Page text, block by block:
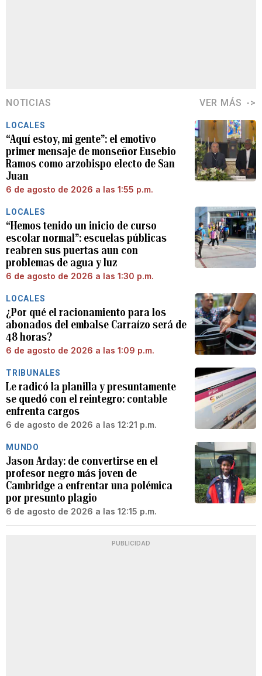
NOTICIAS VER MÁS
LOCALES
“Aquí estoy, mi gente”: el emotivo
primer mensaje de monseñor Eusebio
Ramos como arzobispo electo de San
Juan
6 de agosto de 2026 a las 1:55 p.m.
LOCALES
“Hemos tenido un inicio de curso
escolar normal”: escuelas públicas
reabren sus puertas aun con
problemas de agua y luz
6 de agosto de 2026 a las 1:30 p.m.
LOCALES
¿Por qué el racionamiento para los
abonados del embalse Carraízo será de
48 horas?
6 de agosto de 2026 a las 1:09 p.m.
TRIBUNALES
Le radicó la planilla y presuntamente
se quedó con el reintegro: contable
enfrenta cargos
6 de agosto de 2026 a las 12:21 p.m.
MUNDO
Jason Arday: de convertirse en el
profesor negro más joven de
Cambridge a enfrentar una polémica
por presunto plagio
6 de agosto de 2026 a las 12:15 p.m.
PUBLICIDAD